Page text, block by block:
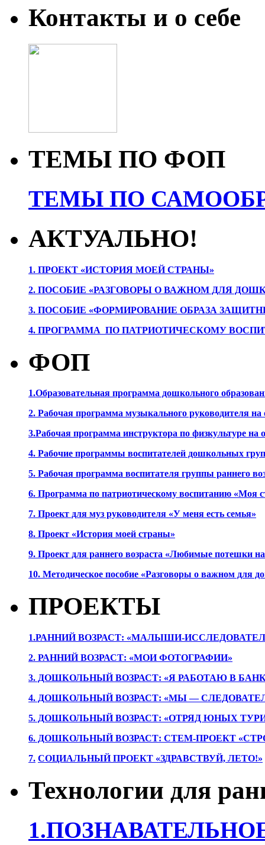
Контакты и о себе
ТЕМЫ ПО ФОП
ТЕМЫ ПО
АКТУАЛЬНО!
1. ПРОЕКТ «ИСТОРИЯ МОЕЙ СТРАНЫ»
2. ПОСОБИЕ «РАЗГОВОРЫ О ВАЖНОМ ДЛЯ
3. ПОСОБИЕ «ФОРМИРОВАНИЕ ОБРАЗА
4. ПРОГРАММА ПО ПАТРИОТИЧЕСКОМУ
ФОП
1.Образовательная программа дошкольного
2. Рабочая программа музыкального руководителя
3.Рабочая программа инструктора по физкультуре
4. Рабочие программы воспитателей дошкольных
5. Рабочая программа воспитателя группы раннего
6. Программа по патриотическому воспитанию «Моя
7. Проект для муз руководителя «У меня есть семья»
8. Проект «История моей страны»
9. Проект для раннего возраста «Любимые потешки
10. Методическое пособие «Разговоры о важном для
ПРОЕКТЫ
1.РАННИЙ ВОЗРАСТ: «МАЛЫШИ-
2. РАННИЙ ВОЗРАСТ: «МОИ ФОТОГРАФИИ»
3. ДОШКОЛЬНЫЙ ВОЗРАСТ: «Я РАБОТАЮ В
4. ДОШКОЛЬНЫЙ ВОЗРАСТ: «МЫ —
5. ДОШКОЛЬНЫЙ ВОЗРАСТ: «ОТРЯД ЮНЫХ
6. ДОШКОЛЬНЫЙ ВОЗРАСТ: СТЕМ-ПРОЕКТ
7. СОЦИАЛЬНЫЙ ПРОЕКТ «ЗДРАВСТВУЙ, ЛЕТО!»
Технологии для